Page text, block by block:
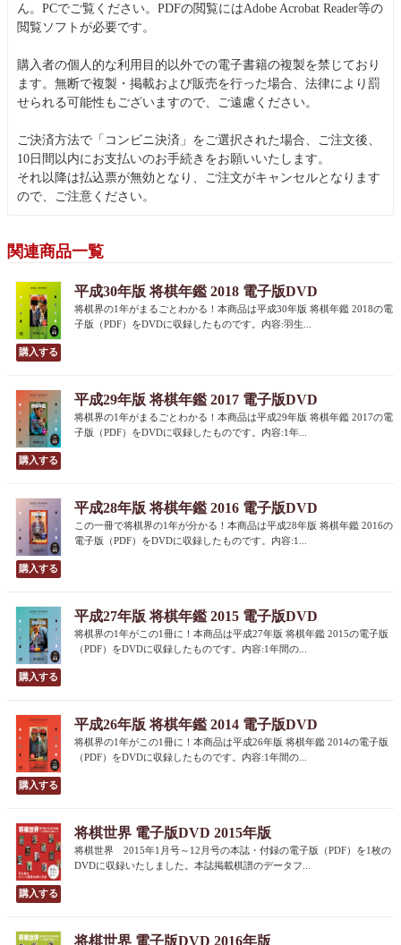
ん。PCでご覧ください。PDFの閲覧にはAdobe Acrobat Reader等の
閲覧ソフトが必要です。
購入者の個人的な利用目的以外での電子書籍の複製を禁じており
ます。無断で複製・掲載および販売を行った場合、法律により罰
せられる可能性もございますので、ご遠慮ください。
ご決済方法で「コンビニ決済」をご選択された場合、ご注文後、
10日間以内にお支払いのお手続きをお願いいたします。
それ以降は払込票が無効となり、ご注文がキャンセルとなります
ので、ご注意ください。
関連商品一覧
平成30年版 将棋年鑑 2018 電子版DVD
将棋界の1年がまるごとわかる！本商品は平成30年版 将棋年鑑 2018の電
子版（PDF）をDVDに収録したものです。内容:羽生...
平成29年版 将棋年鑑 2017 電子版DVD
将棋界の1年がまるごとわかる！本商品は平成29年版 将棋年鑑 2017の電
子版（PDF）をDVDに収録したものです。内容:1年...
平成28年版 将棋年鑑 2016 電子版DVD
この一冊で将棋界の1年が分かる！本商品は平成28年版 将棋年鑑 2016の
電子版（PDF）をDVDに収録したものです。内容:1...
平成27年版 将棋年鑑 2015 電子版DVD
将棋界の1年がこの1冊に！本商品は平成27年版 将棋年鑑 2015の電子版
（PDF）をDVDに収録したものです。内容:1年間の...
平成26年版 将棋年鑑 2014 電子版DVD
将棋界の1年がこの1冊に！本商品は平成26年版 将棋年鑑 2014の電子版
（PDF）をDVDに収録したものです。内容:1年間の...
将棋世界 電子版DVD 2015年版
将棋世界 2015年1月号～12月号の本誌・付録の電子版（PDF）を1枚の
DVDに収録いたしました。本誌掲載棋譜のデータフ...
将棋世界 電子版DVD 2016年版